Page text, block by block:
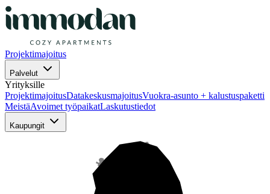
Projektimajoitus
Palvelut
Yrityksille
ProjektimajoitusDatakeskusmajoitusVuokra-asunto + kalustuspaketti
MeistäAvoimet työpaikatLaskutustiedot
Kaupungit